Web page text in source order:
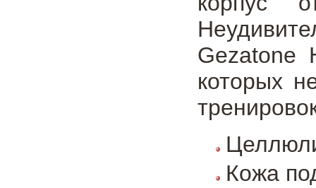
Gezatone
которых
Кожа